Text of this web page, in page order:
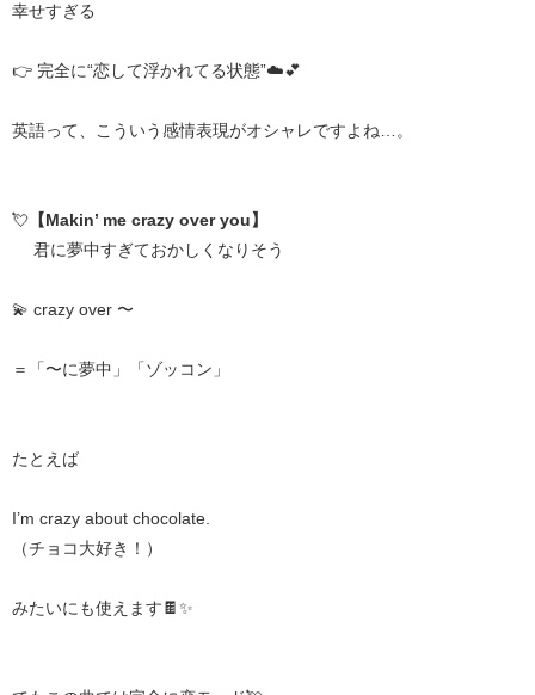
幸せすぎる
👉 完全に“恋して浮かれてる状態”☁️💕
英語って、こういう感情表現がオシャレですよね…。
💘 【Makin’ me crazy over you】
君に夢中すぎておかしくなりそう
💫 crazy over 〜
＝「〜に夢中」「ゾッコン」
たとえば
I’m crazy about chocolate.
（チョコ大好き！）
みたいにも使えます🍫✨